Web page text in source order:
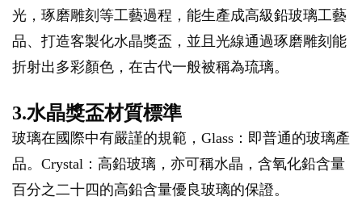
光，琢磨雕刻等工藝過程，能生產成高級鉛玻璃工藝
品、打造客製化水晶獎盃，並且光線通過琢磨雕刻能
折射出多彩顏色，在古代一般被稱為琉璃。
3.水晶獎盃材質標準
玻璃在國際中有嚴謹的規範，Glass：即普通的玻璃產
品。Crystal：高鉛玻璃，亦可稱水晶，含氧化鉛含量
百分之二十四的高鉛含量優良玻璃的保證。